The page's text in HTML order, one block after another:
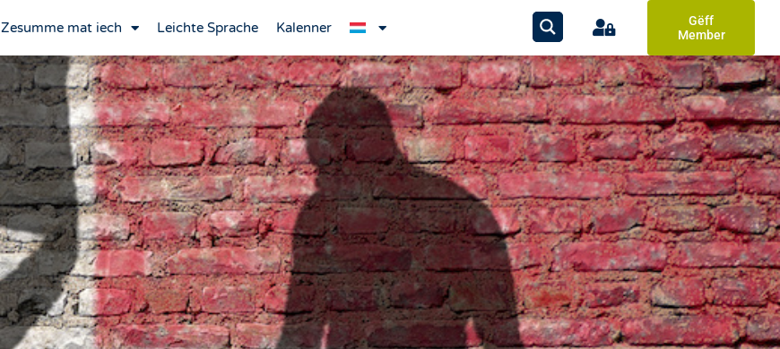
Zesumme mat iech Leichte Sprache Kalenner
Gëff
Member